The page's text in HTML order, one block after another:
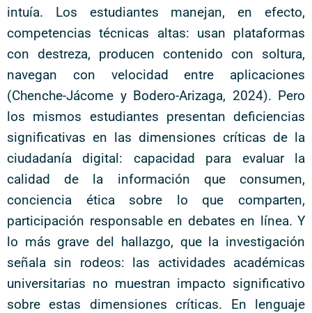
intuía. Los estudiantes manejan, en efecto,
competencias técnicas altas: usan plataformas
con destreza, producen contenido con soltura,
navegan con velocidad entre aplicaciones
(Chenche-Jácome y Bodero-Arizaga, 2024). Pero
los mismos estudiantes presentan deficiencias
significativas en las dimensiones críticas de la
ciudadanía digital: capacidad para evaluar la
calidad de la información que consumen,
conciencia ética sobre lo que comparten,
participación responsable en debates en línea. Y
lo más grave del hallazgo, que la investigación
señala sin rodeos: las actividades académicas
universitarias no muestran impacto significativo
sobre estas dimensiones críticas. En lenguaje